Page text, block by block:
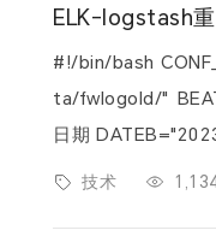
ELK-logstash
#!/bin/bash CONF_FILE="/etc/logstash/conf.d/forti.conf" LOG_DIR="/da
ta/fwlogold/"
日期 DATEB="20230814" # 初始日期 #循环到
技术